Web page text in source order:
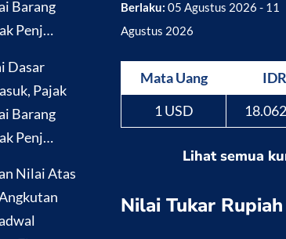
Barang
Penj…
Dasar
Pajak
Barang
Penj…
Nilai Atas
Berlaku: 05 Agustus 2026 - 11
Agustus 2026
Mata Uang
IDR
1 USD
Lihat semua
Nilai Tukar Rupiah